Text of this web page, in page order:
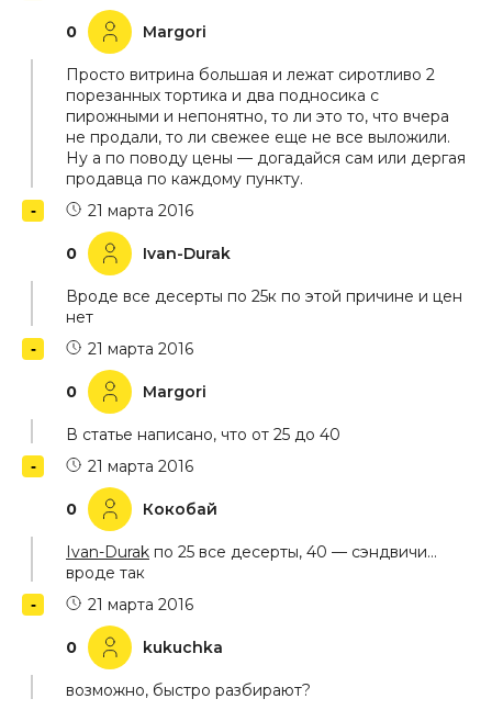
0 Margori
Просто витрина большая и лежат сиротливо 2
порезанных тортика и два подносика с
пирожными и непонятно, то ли это то, что вчера
не продали, то ли свежее еще не все выложили.
Ну а по поводу цены — догадайся сам или дергая
продавца по каждому пункту.
0 Ivan-Durak
21 марта 2016
Вроде все десерты по 25к по этой причине и цен
нет
0 Margori
21 марта 2016
В статье написано, что от 25 до 40
0 Кокобай
21 марта 2016
Ivan-Durak по 25 все десерты, 40 — сэндвичи…
вроде так
0 kukuchka
21 марта 2016
возможно, быстро разбирают?